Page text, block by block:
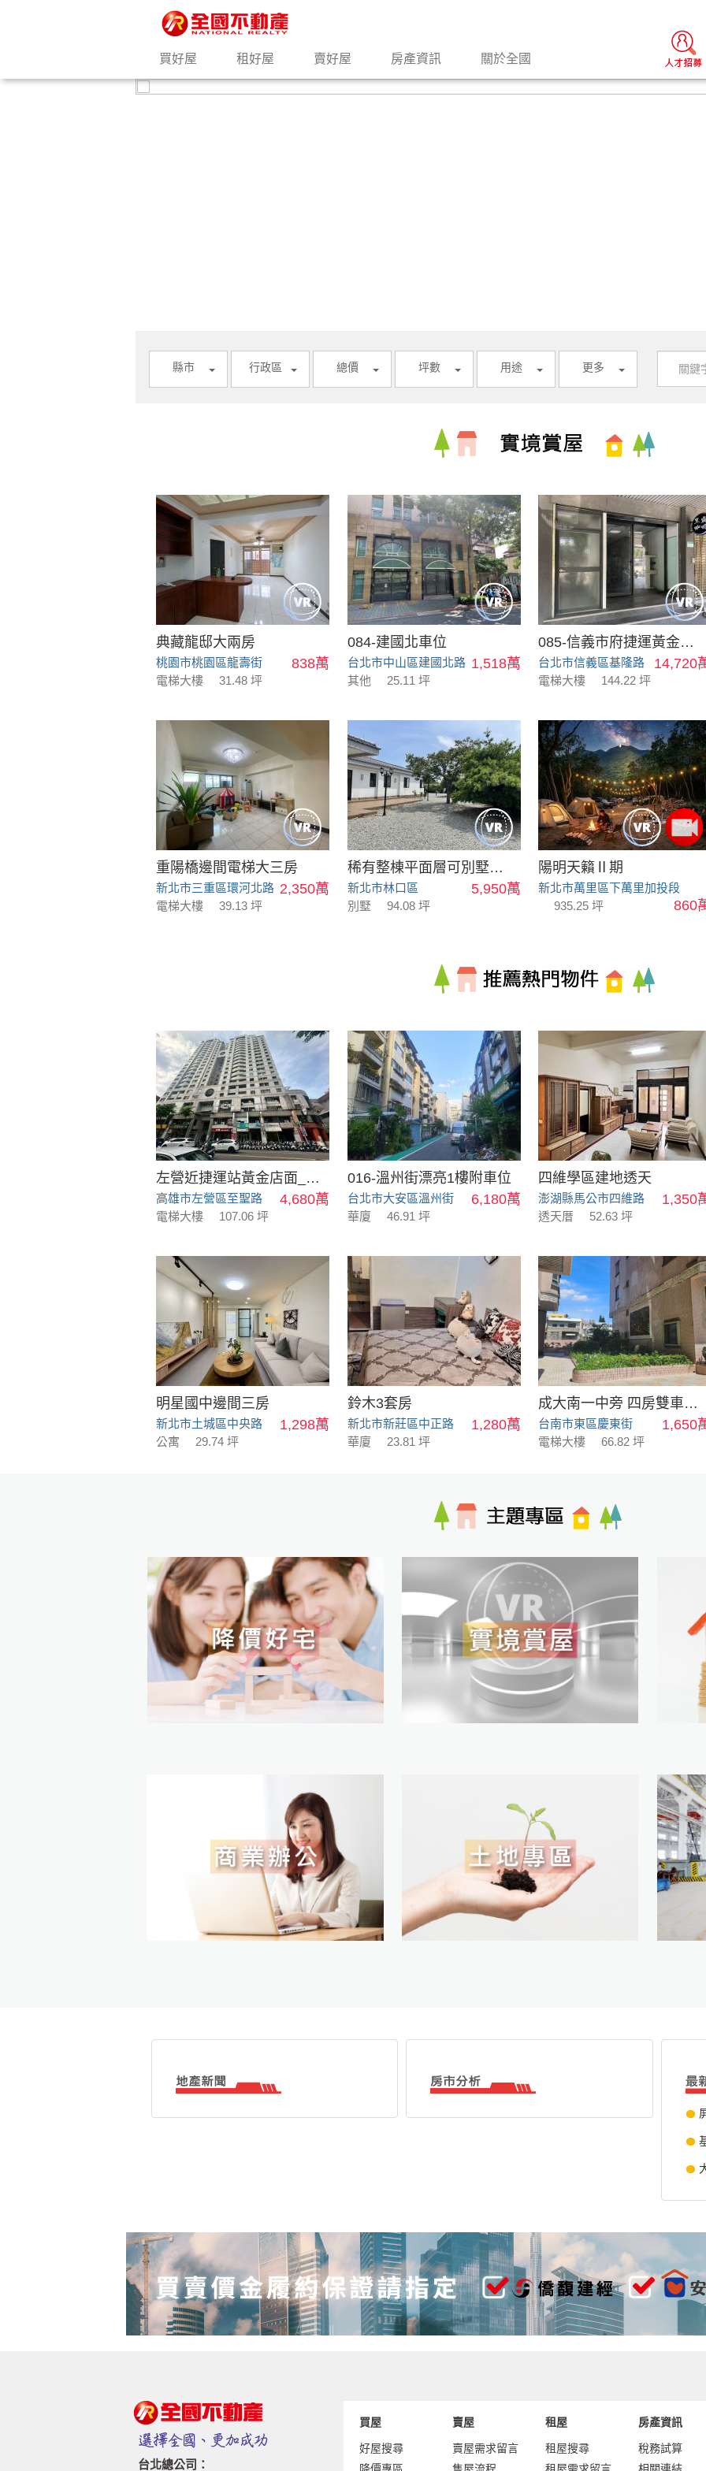
買好屋 租好屋 賣好屋 房產資訊 關於全國
縣市 行政區 總價 坪數 用途 更多
典藏龍邸大兩房
桃園市桃園區龍壽街 838萬
電梯大樓 31.48 坪
084-建國北車位
台北市中山區建國北路 1,518萬
其他 25.11 坪
085-信義市府捷運黃金店面
台北市信義區基隆路 14,720
電梯大樓 144.22 坪
重陽橋邊間電梯大三房
新北市三重區環河北路 2,350萬
電梯大樓 39.13 坪
稀有整棟平面層可別墅可會館
新北市林口區 5,950萬
別墅 94.08 坪
陽明天籟Ⅱ期
新北市萬里區下萬里加投段
860
935.25 坪
左營近捷運站黃金店面_1~4樓
高雄市左營區至聖路 4,680萬
電梯大樓 107.06 坪
016-溫州街漂亮1樓附車位
台北市大安區溫州街 6,180萬
華廈 46.91 坪
四維學區建地透天
澎湖縣馬公市四維路 1,350
透天厝 52.63 坪
明星國中邊間三房
新北市土城區中央路 1,298萬
公寓 29.74 坪
鈴木3套房
新北市新莊區中正路 1,280萬
華廈 23.81 坪
成大南一中旁 四房雙車大坪數社區華廈
台南市東區慶東街 1,650
電梯大樓 66.82 坪
台北總公司：
買屋
好屋搜尋
賣屋
賣屋需求留言
租屋
租屋搜尋
房產資訊
稅務試算